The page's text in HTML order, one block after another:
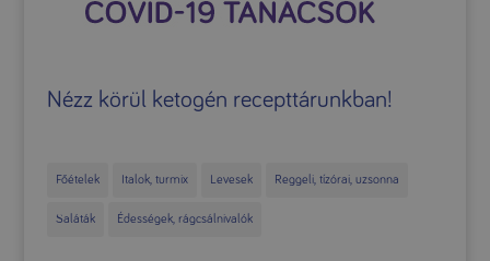
Nézz körül ketogén recepttárunkban!
Főételek Italok, turmix Levesek Reggeli, tízórai, uzsonna
Saláták Édességek, rágcsálnivalók